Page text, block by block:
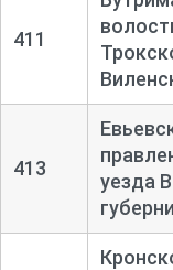
411
413
уезда